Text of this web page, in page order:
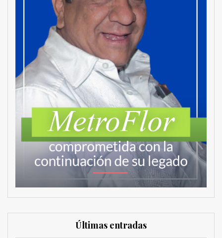
Últimas entradas